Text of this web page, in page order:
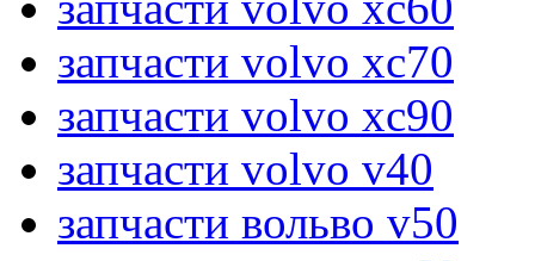
запчасти volvo xc70
запчасти volvo xc90
запчасти volvo v40
запчасти вольво v50